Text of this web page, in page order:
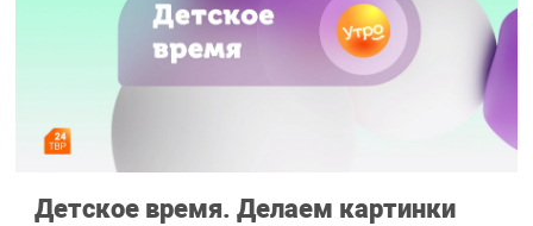
Детское время. Делаем картинки